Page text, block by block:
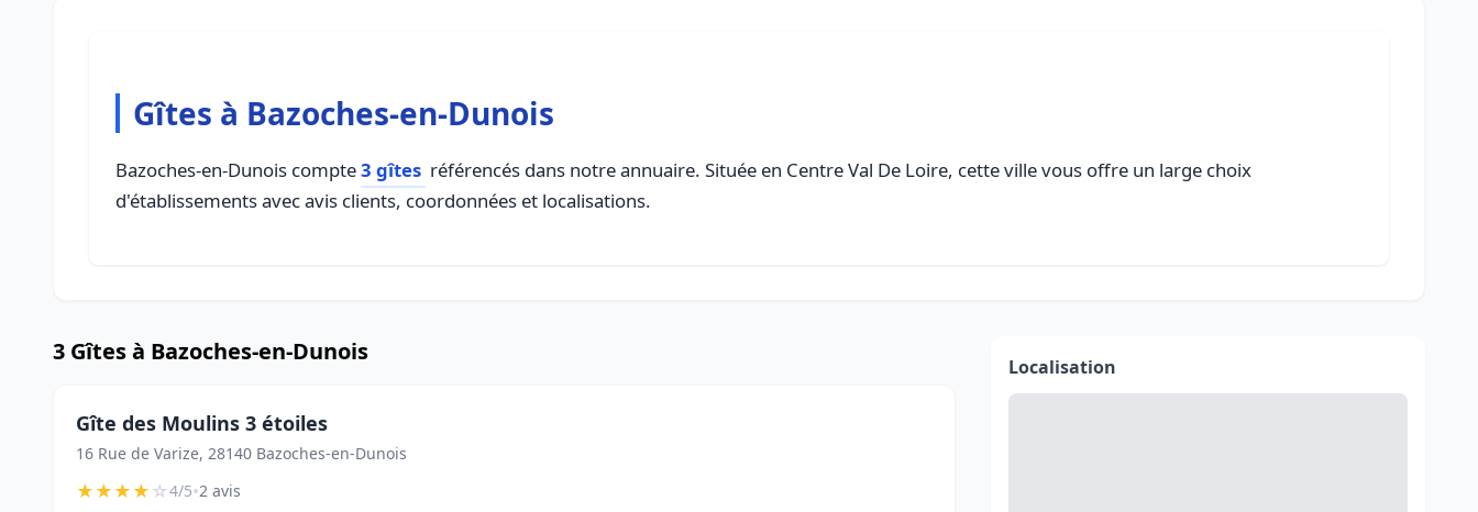
Gîtes à Bazoches-en-Dunois
Bazoches-en-Dunois compte3 gîtes référencés dans notre annuaire. Située en Centre Val De Loire, cette ville vous offre un large choix
d'établissements avec avis clients, coordonnées et localisations.
3 Gîtes à Bazoches-en-Dunois
Gîte des Moulins 3 étoiles
16 Rue de Varize, 28140 Bazoches-en-Dunois
★★★★☆4/5•2 avis
Localisation